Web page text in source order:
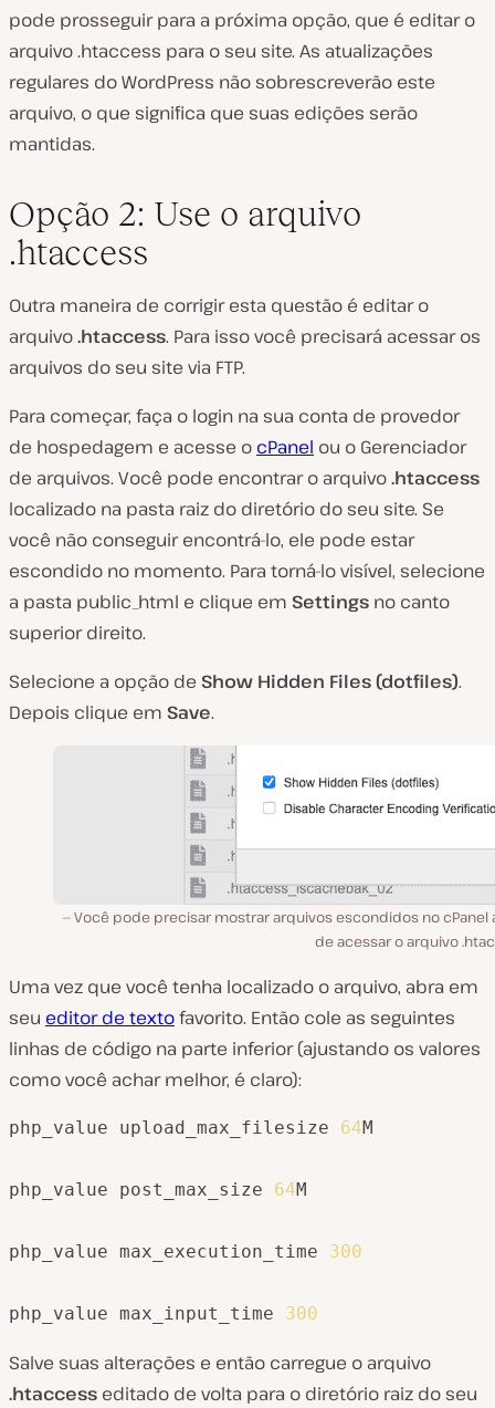
pode prosseguir para a próxima opção, que é editar o
arquivo.htaccess para o seu site. As atualizações
regulares do WordPress não sobrescreverão este
arquivo, o que significa que suas edições serão
mantidas.
Opção 2: Use o arquivo
.htaccess
Outra maneira de corrigir esta questão é editar o
arquivo.htaccess. Para isso você precisará acessar os
arquivos do seu site via FTP.
Para começar, faça o login na sua conta de provedor
de hospedagem e acesse o cPanel ou o Gerenciador
de arquivos. Você pode encontrar o arquivo.htaccess
localizado na pasta raiz do diretório do seu site. Se
você não conseguir encontrá-lo, ele pode estar
escondido no momento. Para torná-lo visível, selecione
a pasta public_html e clique em Settings no canto
superior direito.
Selecione a opção de Show Hidden Files(dotfiles).
Depois clique em Save.
Você pode precisar mostrar arquivos escondidos no cPanel
de acessar o arquivo
Uma vez que você tenha localizado o arquivo, abra em
seu editor de textofavorito. Então cole as seguintes
linhas de código na parte inferior (ajustando os valores
como você achar melhor, é claro):
php_value upload_max_filesize 64M
php_value post_max_size 64M
php_value max_execution_time 300
php_value max_input_time 300
Salve suas alterações e então carregue o arquivo
.htaccess editado de volta para o diretório raiz do seu